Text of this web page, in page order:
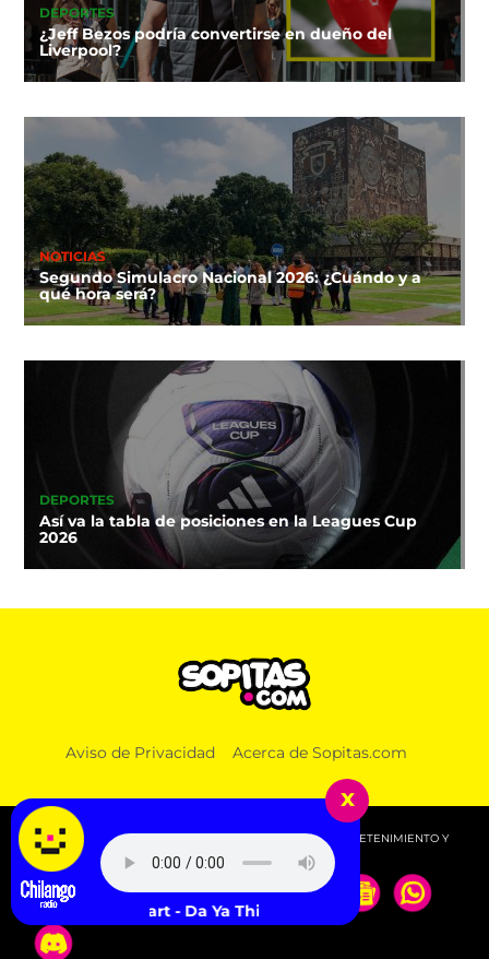
DEPORTES
¿Jeff Bezos podría convertirse en dueño del
Liverpool?
NOTICIAS
Segundo Simulacro Nacional 2026: ¿Cuándo y a
qué hora será?
DEPORTES
Así va la tabla de posiciones en la Leagues Cup
2026
Aviso de Privacidad Acerca de Sopitas.com
© 2026 SOPITAS.COM - MÚSICA, NOTICIAS, DEPORTES, ENTRETENIMIENTO Y
MÁS!.
x
Rod Stewart - Da Ya Think I'm Sexy?